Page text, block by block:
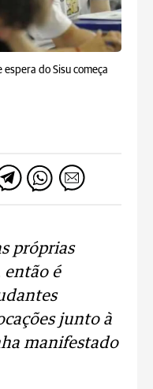
do Sisu começa
próprias
então é
junto à
manifestado